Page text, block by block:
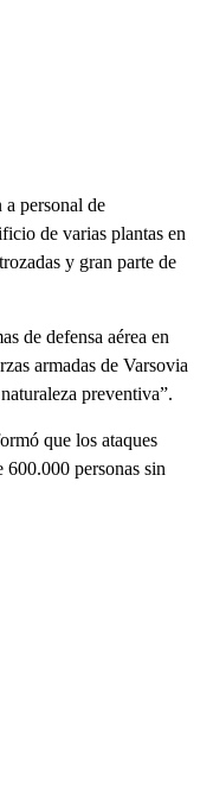
a personal de
de varias plantas en
y gran parte de
de defensa aérea en
armadas de Varsovia
preventiva”.
que los ataques
600.000 personas sin